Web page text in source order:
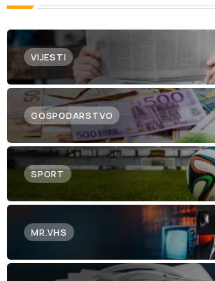
VIJESTI
GOSPODARSTVO
SPORT
MR.VHS